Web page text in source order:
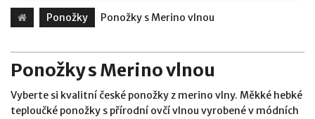
Ponožky Ponožky s Merino vlnou
Ponožky s Merino vlnou
Vyberte si kvalitní české ponožky z merino vlny. Měkké hebké
teploučké ponožky s přírodní ovčí vlnou vyrobené v módních